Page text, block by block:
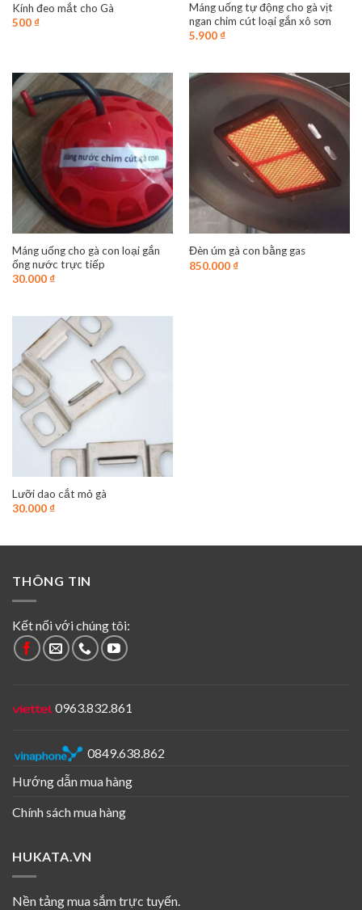
Kính đeo mắt cho Gà
500₫
Máng uống tự động cho gà vịt
ngan chim cút loại gắn xô sơn
5.900₫
Máng uống cho gà con loại gắn
ống nước trực tiếp
30.000₫
Đèn úm gà con bằng gas
850.000₫
Lưỡi dao cắt mỏ gà
30.000₫
THÔNG TIN
Kết nối với chúng tôi:
0963.832.861
0849.638.862
Hướng dẫn mua hàng
Chính sách mua hàng
HUKATA.VN
Nền tảng mua sắm trực tuyến.